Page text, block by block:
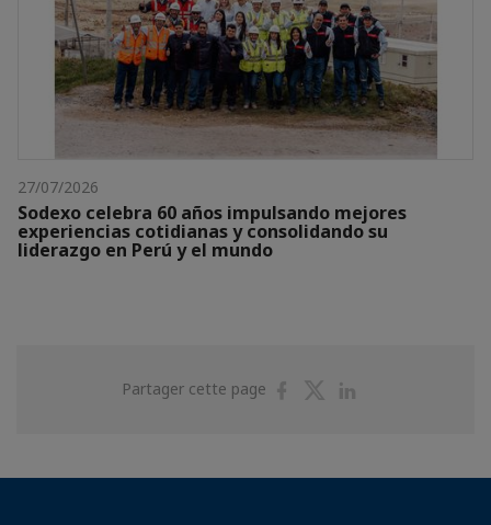
27/07/2026
Sodexo celebra 60 años impulsando mejores
experiencias cotidianas y consolidando su
liderazgo en Perú y el mundo
Partager cette page
PartagerPartager